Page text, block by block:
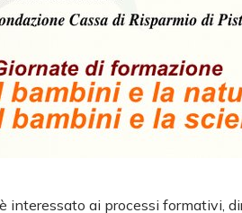
interessato ai processi formativi,